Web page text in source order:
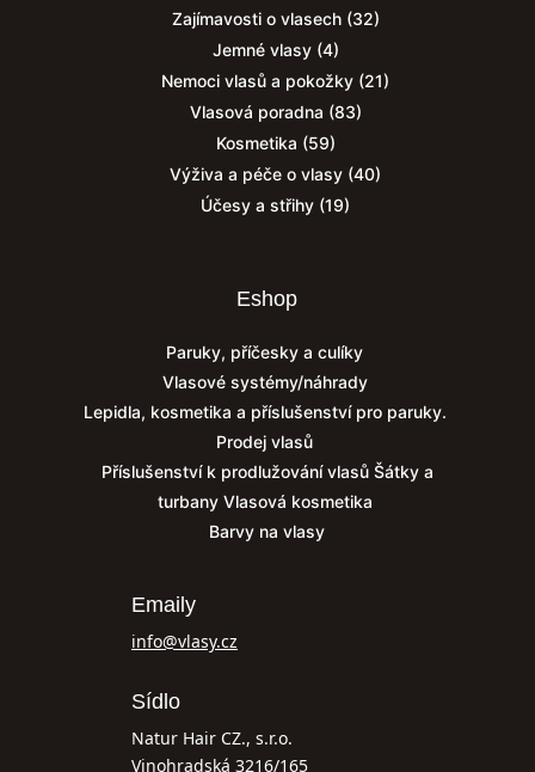
Zajímavosti o vlasech(32)
Jemné vlasy(4)
Nemoci vlasů a pokožky (21)
Vlasová poradna (83)
Kosmetika (59)
Výživa a péče o vlasy (40)
Účesy a střihy (19)
Eshop
Paruky, příčesky a culíky
Vlasové systémy/náhrady
Lepidla, kosmetika a příslušenství pro paruky.
Prodej vlasů
Příslušenství k prodlužování vlasů Šátky a
turbany Vlasová kosmetika
Barvy na vlasy
Emaily
info@vlasy.cz
Sídlo
Natur Hair CZ., s.r.o.
Vinohradská 3216/165